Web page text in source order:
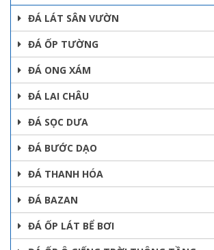
ĐÁ LÁT SÂN VƯỜN
ĐÁ ỐP TƯỜNG
ĐÁ ONG XÁM
ĐÁ LAI CHÂU
ĐÁ SỌC DƯA
ĐÁ BƯỚC DẠO
ĐÁ THANH HÓA
ĐÁ BAZAN
ĐÁ ỐP LÁT BỂ BƠI